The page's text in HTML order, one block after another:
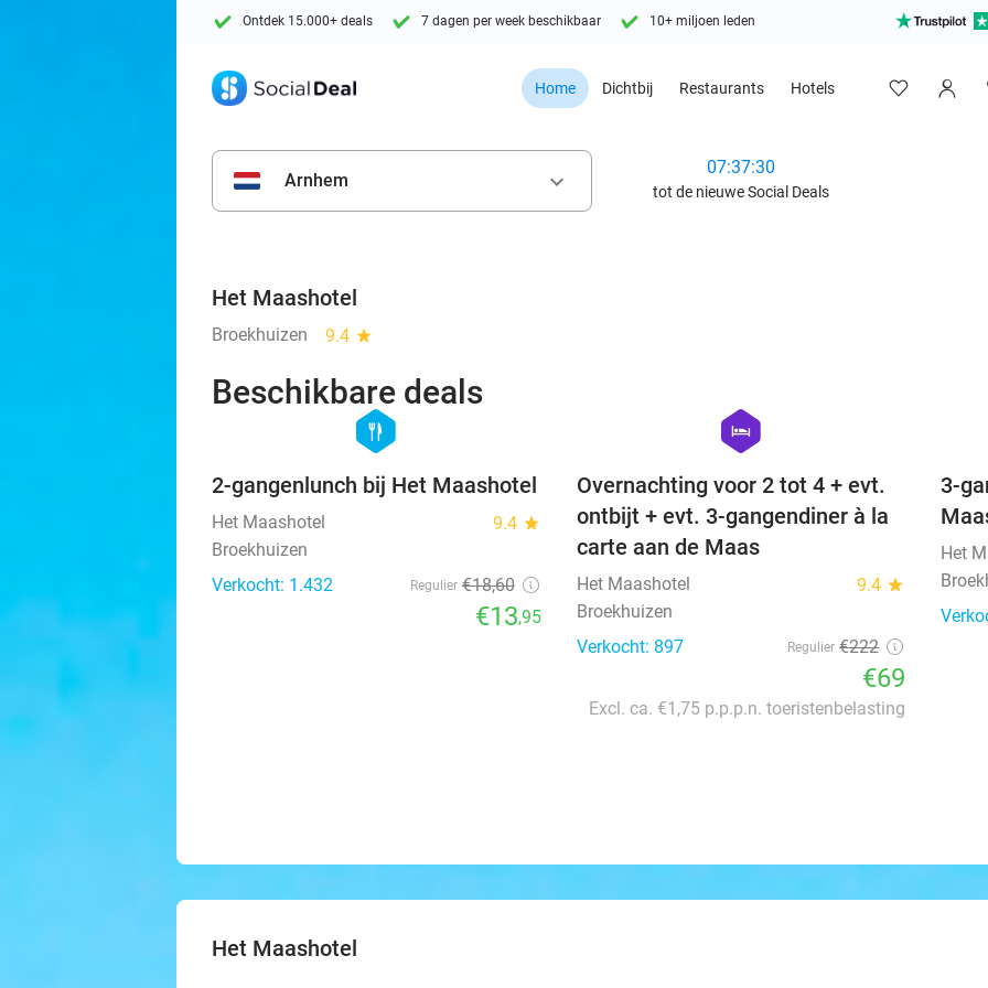
Ontdek 15.000+ deals 7 dagen per week beschikbaar 10+ miljoen leden
Home Dichtbij Restaurants Hotels
Arnhem keyboard_arrow_down
07:37:28
tot de nieuwe Social Deals
Het Maashotel
Broekhuizen 9.4 star
Beschikbare deals
hexagon
food
2-gangenlunch bij Het Maashotel
Het Maashotel 9.4 star
Broekhuizen
Verkocht: 1.432
Regulier €18,60
€13,95
hexagon
hotel
Overnachting voor 2 tot 4 + evt.
ontbijt + evt. 3-gangendiner à la
carte aan de Maas
Het Maashotel 9.4 star
Broekhuizen
Verkocht: 897
Regulier €222
€69
Excl. ca. €1,75 p.p.p.n. toeristenbelasting
3-
Het
Het Maashotel